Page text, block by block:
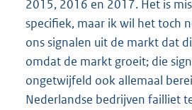
2015, 2016 en 2017. Het is
specifiek, maar ik wil het toch
ons signalen uit de markt dat
omdat de markt groeit; die
ongetwijfeld ook allemaal
Nederlandse bedrijven failliet